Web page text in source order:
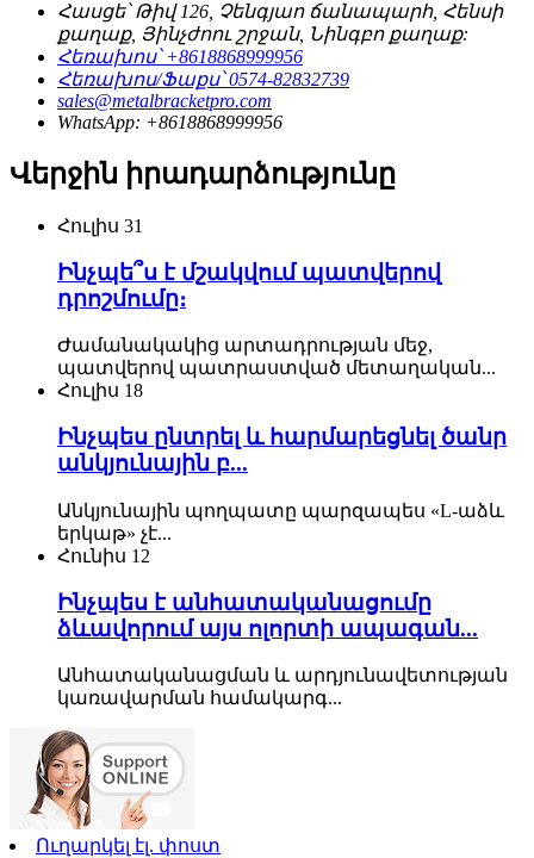
Հասցե՝ Թիվ 126, Չենգյաո ճանապարհ, Հենսի
քաղաք, Յինչժոու շրջան, Նինգբո քաղաք:
Հեռախոս՝ +8618868999956
Հեռախոս/Ֆաքս՝ 0574-82832739
sales@metalbracketpro.com
WhatsApp: +8618868999956
Վերջին իրադարձությունը
Հուլիս 31
Ինչպե՞ս է մշակվում պատվերով
դրոշմումը։
Ժամանակակից արտադրության մեջ,
պատվերով պատրաստված մետաղական...
Հուլիս 18
Ինչպես ընտրել և հարմարեցնել ծանր
անկյունային բ...
Անկյունային պողպատը պարզապես «L-աձև
երկաթ» չէ...
Հունիս 12
Ինչպես է անհատականացումը
ձևավորում այս ոլորտի ապագան...
Անհատականացման և արդյունավետության
կառավարման համակարգ...
Ուղարկել էլ. փոստ